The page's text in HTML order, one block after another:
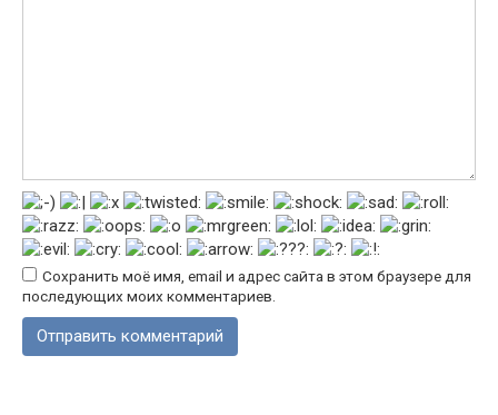
Сохранить моё имя, email и адрес сайта в этом браузере для
последующих моих комментариев.